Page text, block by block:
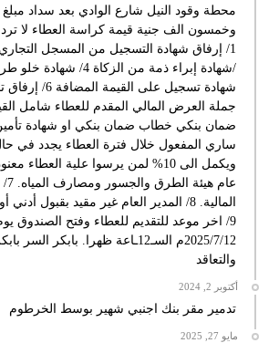
وخمسون الف جنية قيمة كراسة العطاء لا
جملة العرض المالي المقدم للعطاء شامل
ضمان بنكي خطاب ضمان بنكي او شهادة
ساري المفعول خلال فترة العطاء يجدد في
ويكمل الى 10% لمن يرسوا علية
عام
المالية. 8/ المدير العام غير مقيد بقبول
9/ اخر موعد للتقديم للعطاء وفتح الصندوق
2025/7/12م السـ12ـاعة ظهرا. بابكر
والتعاقد
أكتوبر 2, 2024
تدمير مقر بنك اجنبي شهير بوسط الخرطوم
مايو 27, 2025